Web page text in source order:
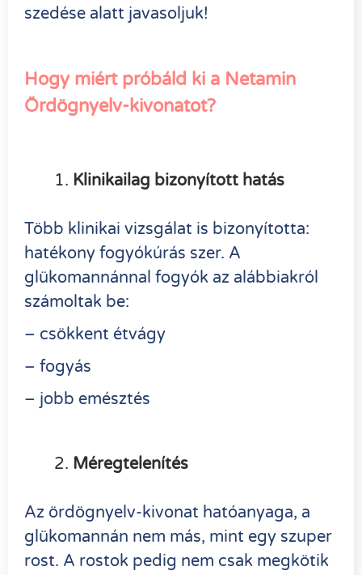
szedése alatt javasoljuk!
Hogy miért próbáld ki a Netamin
Ördögnyelv-kivonatot?
Klinikailag bizonyított hatás
Több klinikai vizsgálat is bizonyította:
hatékony fogyókúrás szer. A
glükomannánnal fogyók az alábbiakról
számoltak be:
– csökkent étvágy
– fogyás
– jobb emésztés
Méregtelenítés
Az ördögnyelv-kivonat hatóanyaga, a
glükomannán nem más, mint egy szuper
rost. A rostok pedig nem csak megkötik